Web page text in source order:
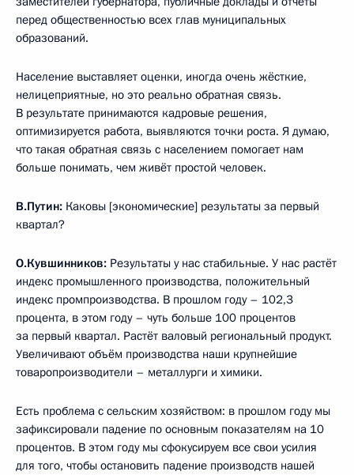
перед общественностью всех глав муниципальных
образований.
Население выставляет оценки, иногда очень жёсткие,
нелицеприятные, но это реально обратная связь.
В результате принимаются кадровые решения,
оптимизируется работа, выявляются точки роста. Я думаю,
что такая обратная связь с населением помогает нам
больше понимать, чем живёт простой человек.
В.Путин: Каковы [экономические] результаты за первый
квартал?
О.Кувшинников: Результаты у нас стабильные. У нас растёт
индекс промышленного производства, положительный
индекс промпроизводства. В прошлом году – 102,3
процента, в этом году – чуть больше 100 процентов
за первый квартал. Растёт валовый региональный продукт.
Увеличивают объём производства наши крупнейшие
товаропроизводители – металлурги и химики.
Есть проблема с сельским хозяйством: в прошлом году мы
зафиксировали падение по основным показателям на 10
процентов. В этом году мы сфокусируем все свои усилия
для того, чтобы остановить падение производств нашей